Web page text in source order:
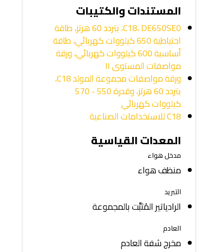
المستندات والكتيبات
C18، DE650SE0، بتردد 60 هرتز، طاقة
احتياطية 650 كيلووات كهربائي، طاقة
أساسية 600 كيلووات كهربائي، ورقة
مواصفات المستوى II
ورقة مواصفات مجموعة المولد C18،
بتردد 60 هرتز، وقدرة 550 - 570
كيلووات كهربائي
C18 للاستخدامات الصناعية
المعدات القياسية
مدخل هواء
منظف هواء
التبريد
الرادياتير المُثبَّت بالمجموعة
العادم
مخرج شفة العادم